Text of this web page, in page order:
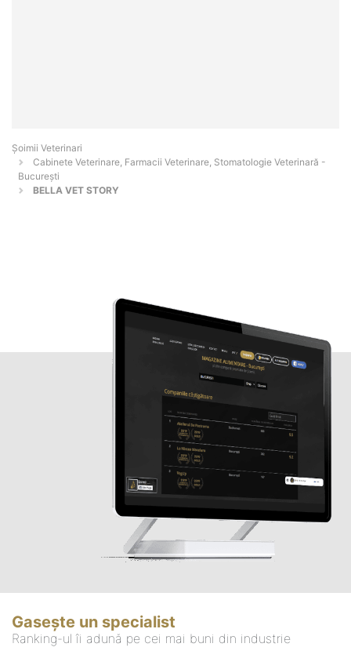
Șoimii Veterinari
Cabinete Veterinare, Farmacii Veterinare, Stomatologie Veterinară -
Bucureşti
BELLA VET STORY
Gasește un specialist
Ranking-ul îi adună pe cei mai buni din industrie